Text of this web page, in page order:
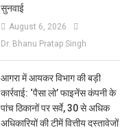
सुनवाई
August 6, 2026
Dr. Bhanu Pratap Singh
आगरा में आयकर विभाग की बड़ी
कार्रवाई: ‘पैसा लो’ फाइनेंस कंपनी के
पांच ठिकानों पर सर्वे, 30 से अधिक
अधिकारियों की टीमें वित्तीय दस्तावेजों